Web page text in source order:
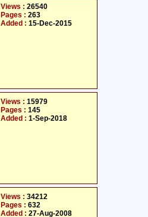
Views : 26540
Pages : 263
Added : 15-Dec-2015
Views : 15979
Pages : 145
Added : 1-Sep-2018
Views : 34212
Pages : 632
Added : 27-Aug-2008